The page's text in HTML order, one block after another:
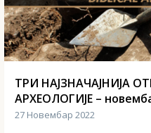
ТРИ НАЈЗНАЧАЈНИЈА
АРХЕОЛОГИЈЕ –
27 Новембар 2022